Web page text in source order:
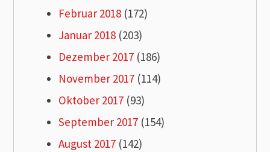
Februar 2018 (172)
Januar 2018 (203)
Dezember 2017 (186)
November 2017 (114)
Oktober 2017 (93)
September 2017 (154)
August 2017 (142)